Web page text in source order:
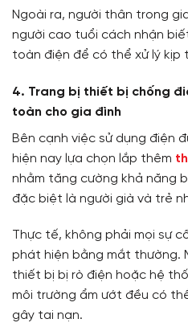
Ngoài ra, người thân trong
người cao tuổi cách nhận
toàn điện để có thể xử lý kịp
4. Trang bị thiết bị chống
toàn cho gia đình
Bên cạnh việc sử dụng điện
hiện nay lựa chọn lắp thêm
nhằm tăng cường khả năng
đặc biệt là người già và trẻ
Thực tế, không phải mọi sự
phát hiện bằng mắt thường.
thiết bị bị rò điện hoặc hệ
môi trường ẩm ướt đều có
gây tai nạn.